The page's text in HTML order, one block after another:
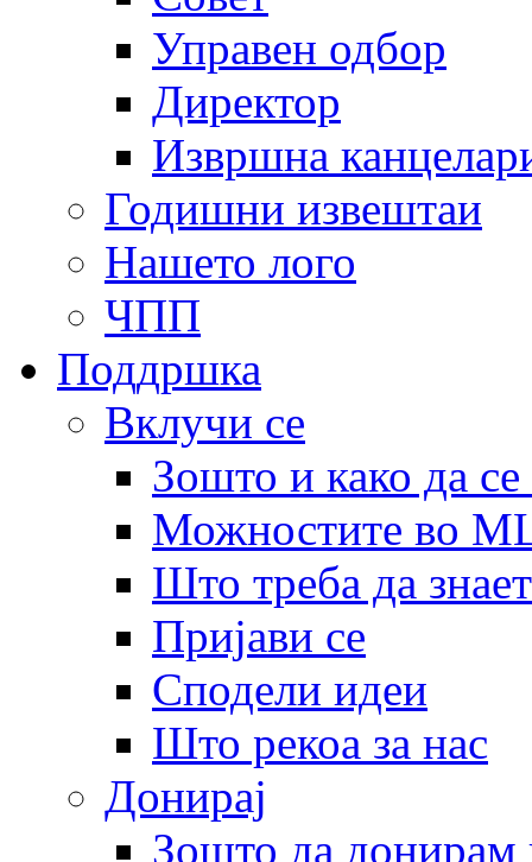
Управен одбор
Директор
Извршна
Годишни извештаи
Нашето лого
ЧПП
Поддршка
Вклучи се
Зошто и како да
Можностите во
Што треба да
Пријави се
Сподели идеи
Што рекоа за нас
Донирај
Зошто да